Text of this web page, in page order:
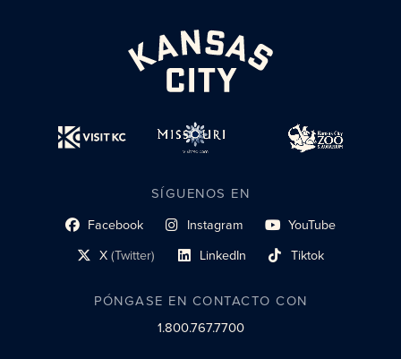
SÍGUENOS EN
Facebook
enlace al perfil social Instagram
enlace de perfil social YouTube
enlace de perfil social
X(Twitter)
enlace al perfil social LinkedIn
enlace al perfil social Tiktok
enlace al perfil social
PÓNGASE EN CONTACTO CON
1.800.767.7700